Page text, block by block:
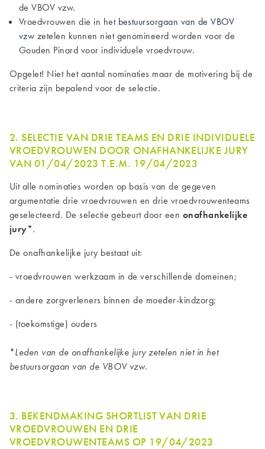
de VBOV vzw.
Vroedvrouwen die in het bestuursorgaan van de VBOV
vzw zetelen kunnen niet genomineerd worden voor de
Gouden Pinard voor individuele vroedvrouw.
Opgelet! Niet het aantal nominaties maar de motivering bij de
criteria zijn bepalend voor de selectie.
2. SELECTIE VAN DRIE TEAMS EN DRIE INDIVIDUELE
VROEDVROUWEN DOOR ONAFHANKELIJKE JURY
VAN 01/04/2023 T.E.M. 19/04/2023
Uit alle nominaties worden op basis van de gegeven
argumentatie drie vroedvrouwen en drie vroedvrouwenteams
geselecteerd. De selectie gebeurt door een onafhankelijke
jury*.
De onafhankelijke jury bestaat uit:
- vroedvrouwen werkzaam in de verschillende domeinen;
- andere zorgverleners binnen de moeder-kindzorg;
- (toekomstige) ouders
*Leden van de onafhankelijke jury zetelen niet in het
bestuursorgaan van de VBOV vzw.
3. BEKENDMAKING SHORTLIST VAN DRIE
VROEDVROUWEN EN DRIE
VROEDVROUWENTEAMS OP 19/04/2023